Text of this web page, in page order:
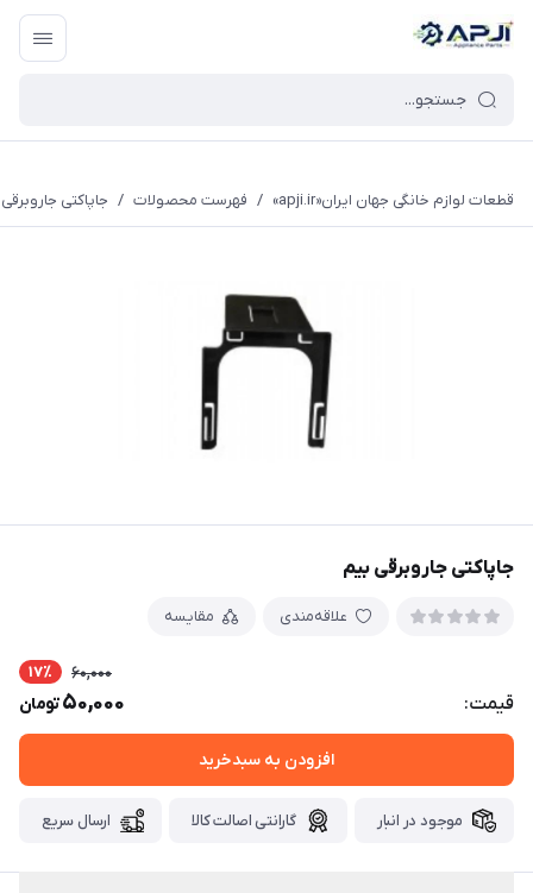
قطعات یدکی و جانبی لوازم خانگی جهان ایران
قطعات لوازم خانگی جهان ایران«apji.ir» / فهرست محصولات / جاپاکتی
جاپاکتی جاروبرقی بیم
علاقه‌مندی مقایسه
قیمت:
60,000 17٪
50,000تومان
افزودن به سبدخرید
موجود در انبار گارانتی اصالت کالا ارسال سریع